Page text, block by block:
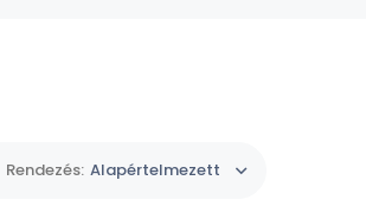
Rendezés: Alapértelmezett